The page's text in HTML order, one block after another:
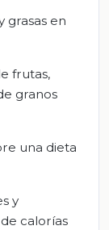
grasas en
frutas,
granos
una dieta
y
calorías